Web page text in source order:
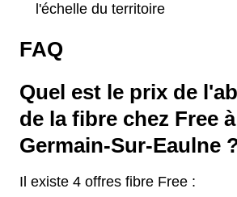
l'échelle du territoire
FAQ
Quel est le prix de
de la fibre chez Free
Germain-Sur-Eaulne
Il existe 4 offres fibre Free :